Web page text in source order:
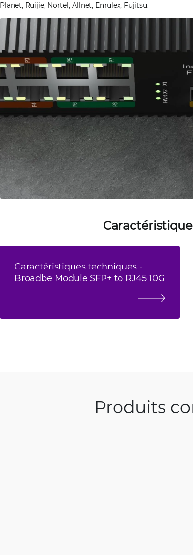
Planet, Ruijie, Nortel, Allnet, Emulex, Fujitsu.
Caractéristiques techniques -
Broadbe Module SFP+ to RJ45 10G
Produits